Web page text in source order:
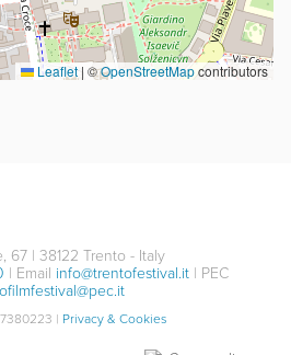
Leaflet | ©OpenStreetMapcontributors
67 | 38122 Trento - Italy
| Email info@trentofestival.it | PEC
| Privacy & Cookies